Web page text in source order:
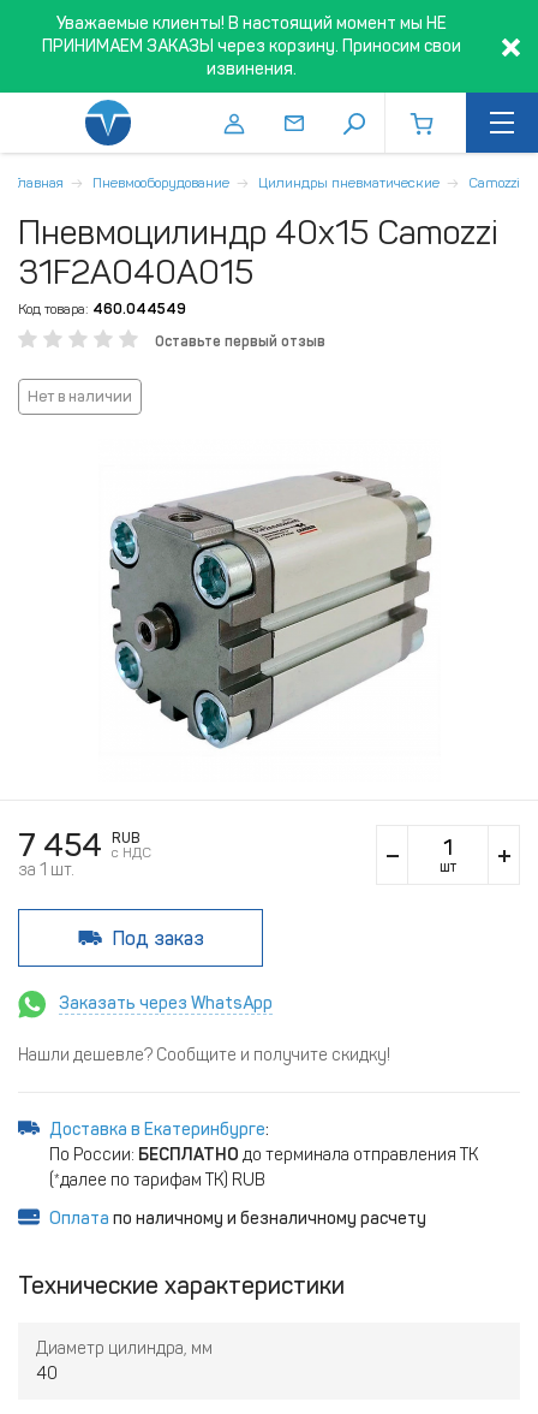
Уважаемые клиенты! В настоящий момент мы НЕ
ПРИНИМАЕМ ЗАКАЗЫ через корзину. Приносим свои
извинения.
Главная Пневмооборудование Цилиндры пневматические Camozzi
Пневмоцилиндр 40x15 Camozzi
31F2A040A015
Код товара: 460.044549
Оставьте первый отзыв
Нет в наличии
7 454
RUB
c НДС
за 1 шт. шт
Под заказ
Заказать через WhatsApp
Нашли дешевле? Сообщите и получите скидку!
Доставка в Екатеринбурге:
По России: БЕСПЛАТНО до терминала отправления ТК
(*далее по тарифам ТК) RUB
Оплата по наличному и безналичному расчету
Технические характеристики
Диаметр цилиндра, мм
40